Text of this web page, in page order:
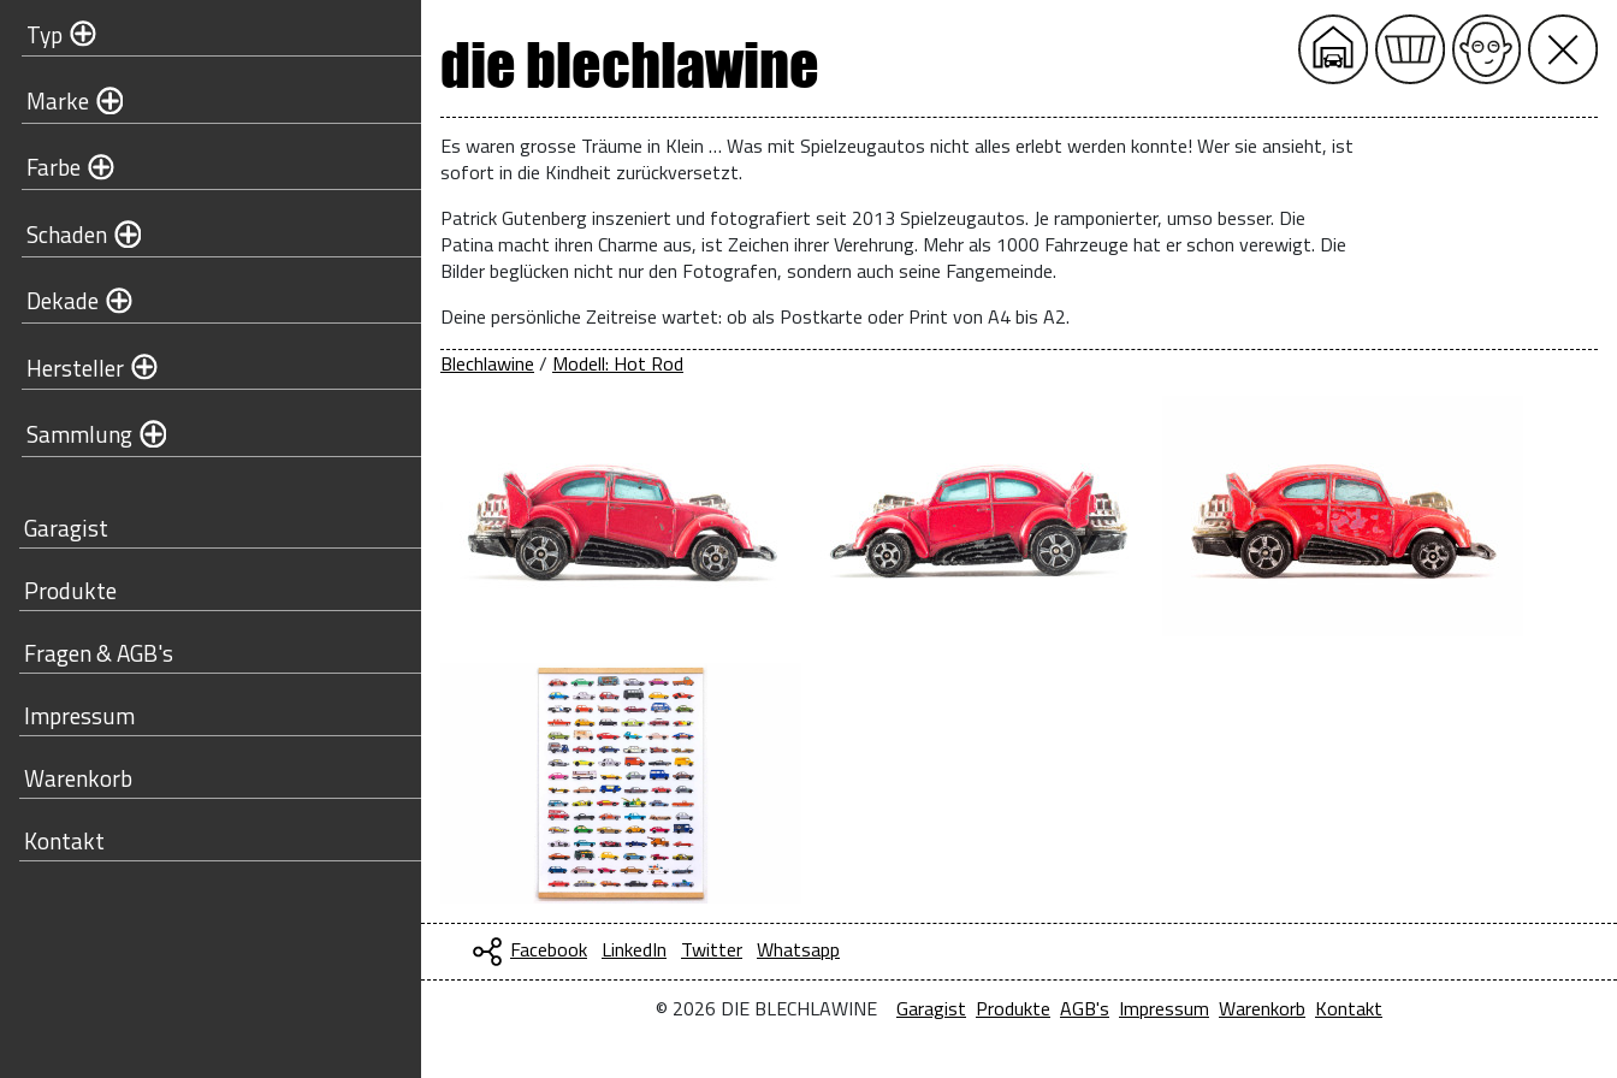
Typ
Marke
Farbe
Schaden
Dekade
Hersteller
Sammlung
Garagist
Produkte
Fragen & AGB's
Impressum
Warenkorb
Kontakt
die blechlawine
Es waren grosse Träume in Klein … Was mit Spielzeugautos nicht alles erlebt werden konnte! Wer sie ansieht, ist
sofort in die Kindheit zurückversetzt.
Patrick Gutenberg inszeniert und fotografiert seit 2013 Spielzeugautos. Je ramponierter, umso besser. Die
Patina macht ihren Charme aus, ist Zeichen ihrer Verehrung. Mehr als 1000 Fahrzeuge hat er schon verewigt. Die
Bilder beglücken nicht nur den Fotografen, sondern auch seine Fangemeinde.
Deine persönliche Zeitreise wartet: ob als Postkarte oder Print von A4 bis A2.
Blechlawine / Modell: Hot Rod
Facebook LinkedIn Twitter Whatsapp
© 2026 DIE BLECHLAWINE Garagist Produkte AGB's Impressum Warenkorb Kontakt